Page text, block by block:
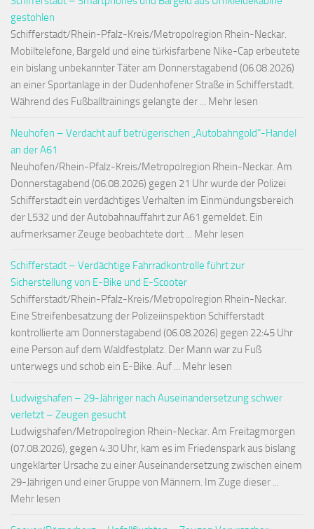
gestohlen
Schifferstadt/Rhein-Pfalz-Kreis/Metropolregion Rhein-Neckar.
Mobiltelefone, Bargeld und eine türkisfarbene Nike-Cap erbeutete
ein bislang unbekannter Täter am Donnerstagabend (06.08.2026)
an einer Sportanlage in der Dudenhofener Straße in Schifferstadt.
Während des Fußballtrainings gelangte der ... Mehr lesen
Neuhofen – Verdacht auf betrügerischen „Autobahngold“-Handel
an der A61
Neuhofen/Rhein-Pfalz-Kreis/Metropolregion Rhein-Neckar. Am
Donnerstagabend (06.08.2026) gegen 21 Uhr wurde der Polizei
Schifferstadt ein verdächtiges Verhalten im Einmündungsbereich
der L532 und der Autobahnauffahrt zur A61 gemeldet. Ein
aufmerksamer Zeuge beobachtete dort ... Mehr lesen
Schifferstadt – Verdächtige Fahrradkontrolle führt zur
Sicherstellung von E-Bike und E-Scooter
Schifferstadt/Rhein-Pfalz-Kreis/Metropolregion Rhein-Neckar.
Eine Streifenbesatzung der Polizeiinspektion Schifferstadt
kontrollierte am Donnerstagabend (06.08.2026) gegen 22:45 Uhr
eine Person auf dem Waldfestplatz. Der Mann war zu Fuß
unterwegs und schob ein E-Bike. Auf ... Mehr lesen
Ludwigshafen – 29-Jähriger nach Auseinandersetzung schwer
verletzt – Zeugen gesucht
Ludwigshafen/Metropolregion Rhein-Neckar. Am Freitagmorgen
(07.08.2026), gegen 4:30 Uhr, kam es im Friedenspark aus bislang
ungeklärter Ursache zu einer Auseinandersetzung zwischen einem
29-Jährigen und einer Gruppe von Männern. Im Zuge dieser ...
Mehr lesen